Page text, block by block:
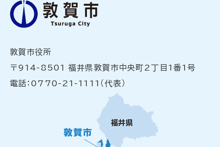
敦賀市役所
〒914-8501 福井県敦賀市中央町2丁目1番1号
電話：0770-21-1111（代表）